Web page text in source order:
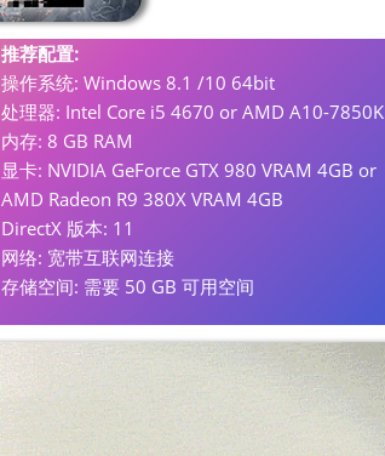
推荐配置:
操作系统: Windows 8.1 /10 64bit
处理器: Intel Core i5 4670 or AMD A10-7850K
内存: 8 GB RAM
显卡: NVIDIA GeForce GTX 980 VRAM 4GB or
AMD Radeon R9 380X VRAM 4GB
DirectX 版本: 11
网络: 宽带互联网连接
存储空间: 需要 50 GB 可用空间